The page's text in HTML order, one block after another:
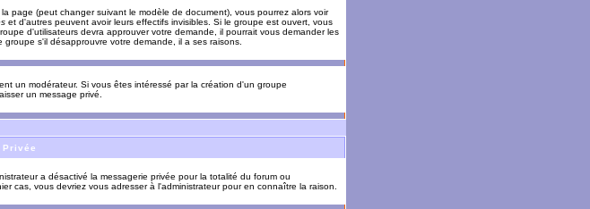
page (peut changer suivant le modèle de document), vous pourrez alors voir
et d'autres peuvent avoir leurs effectifs invisibles. Si le groupe est ouvert, vous
d'utilisateurs devra approuver votre demande, il pourrait vous demander les
s'il désapprouvre votre demande, il a ses raisons.
un modérateur. Si vous êtes intéressé par la création d'un groupe
un message privé.
Privée
a désactivé la messagerie privée pour la totalité du forum ou
cas, vous devriez vous adresser à l'administrateur pour en connaître la raison.